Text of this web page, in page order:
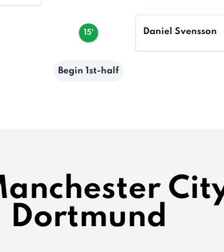
15' Daniel Svensson
Begin 1st-half
Dortmund